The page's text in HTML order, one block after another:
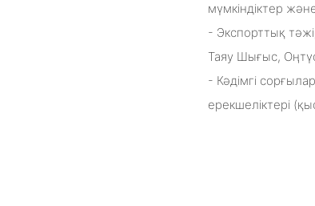
мүмкіндіктер
- Экспорттық
Таяу Шығыс,
- Кәдімгі
ерекшеліктері